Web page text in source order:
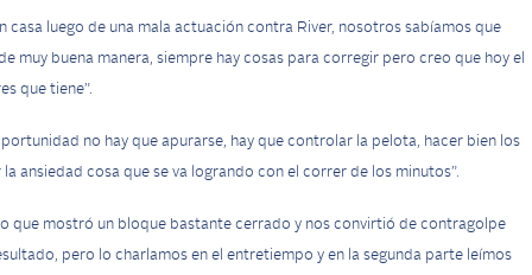
casa luego de una mala actuación contra River, nosotros sabíamos que
muy buena manera, siempre hay cosas para corregir pero creo que hoy el
que tiene”.
no hay que apurarse, hay que controlar la pelota, hacer bien los
ansiedad cosa que se va logrando con el correr de los minutos”.
que mostró un bloque bastante cerrado y nos convirtió de contragolpe
pero lo charlamos en el entretiempo y en la segunda parte leímos